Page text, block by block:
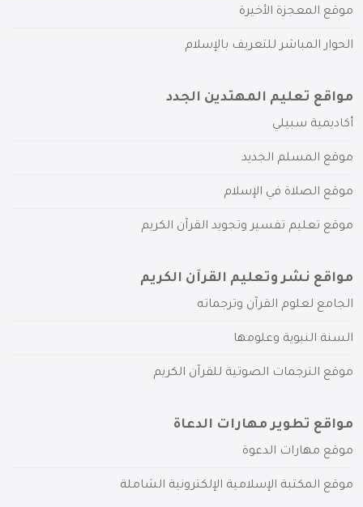
موقع المعجزة الأخيرة
الحوار المباشر للتعريف بالإسلام
مواقع تعليم المهتدين الجدد
أكاديمية سبيلي
موقع المسلم الجديد
موقع الصلاة في الإسلام
موقع تعليم تفسير وتجويد القرآن الكريم
مواقع نشر وتعليم القرآن الكريم
الجامع لعلوم القرآن وترجماته
السنة النبوية وعلومها
موقع الترجمات الصوتية للقرآن الكريم
مواقع تطوير مهارات الدعاة
موقع مهارات الدعوة
موقع المكتبة الإسلامية الإلكترونية الشاملة